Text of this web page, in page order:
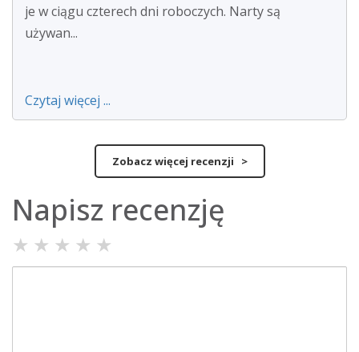
je w ciągu czterech dni roboczych. Narty są
używan...
Czytaj więcej ...
Zobacz więcej recenzji >
Napisz recenzję
★ ★ ★ ★ ★